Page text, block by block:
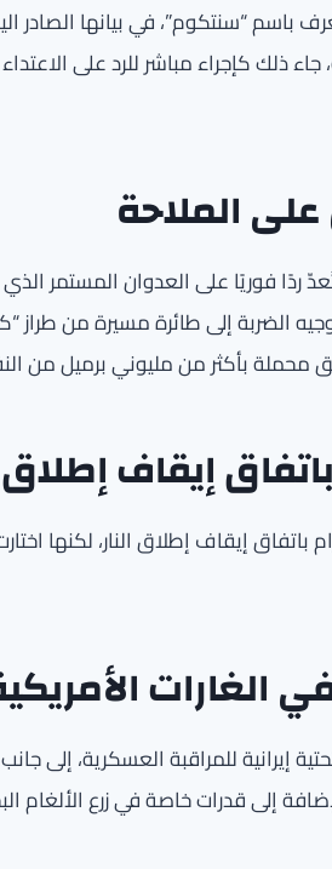
باسم “سنتكوم”، في بيانها
ذلك كإجراء مباشر للرد على
الملاحة
ردًا فوريًا على العدوان المستمر
الضربة إلى طائرة مسيرة من طراز
بأكثر من مليوني برميل من
إيقاف إطلاق
باتفاق إيقاف إطلاق النار، لكنها
الغارات
إيرانية للمراقبة العسكرية، إلى
إلى قدرات خاصة في زرع الألغام